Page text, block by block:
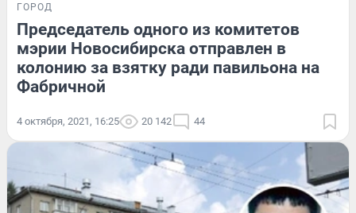
ГОРОД
Председатель одного из комитетов
мэрии Новосибирска отправлен в
колонию за взятку ради павильона на
Фабричной
4 октября, 2021, 16:25 20 142 44